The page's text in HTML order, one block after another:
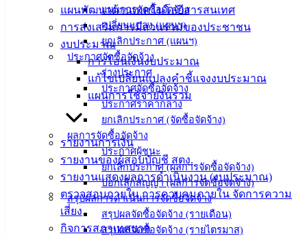
แผนการจัดซื้อจัดจ้าง
เปลี่ยนแปลง (แผนฯ)
ยกเลิกประกาศ (แผนฯ)
ประกาศจัดซื้อจัดจ้าง
ร่างประกาศ
ประกาศจัดซื้อจัดจ้าง
ประกาศราคากลาง
ยกเลิกประกาศ (จัดซื้อจัดจ้าง)
ผลการจัดซื้อจัดจ้าง
ประกาศผู้ชนะ
ยกเลิกประกาศ (ผลการจัดซื้อจัดจ้าง)
บอกเลิกสัญญา (ผลการจัดซื้อจัดจ้าง)
สรุปผลการดำเนินการจัดซื้อจัดจ้าง
สรุปผลจัดซื้อจัดจ้าง (รายเดือน)
สรุปผลจัดซื้อจัดจ้าง (รายไตรมาส)
แผนพัฒนาด้านเทคโนโลยีสารสนเทศ
การส่งเสริมการมีส่วนร่วมของประชาชน
งบประมาณ
การโอนเงินงบประมาณ
แก้ไขเปลี่ยนแปลงคำชี้แจงงบประมาณ
แผนการใช้จ่ายงินรวม
รายงานการเงิน
รายงานของผู้สอบบัญชี สตง.
รายงานแสดงผลการดำเนินงาน (งบประมาณ)
ตรวจสอบภายใน การควบคุมภายใน จัดการความ
เสี่ยง
กิจการสภาเทศบาล
เทศบาล
สายตรง
ผู้บริหาร
และ
สภา
เทศบาล